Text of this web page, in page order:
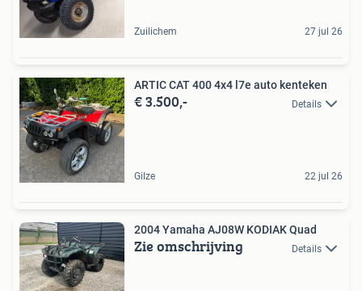
Zuilichem 27 jul 26
ARTIC CAT 400 4x4 l7e auto kenteken
€ 3.500,- Details
Gilze 22 jul 26
2004 Yamaha AJ08W KODIAK Quad
Zie omschrijving Details